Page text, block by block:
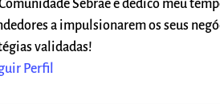
Sebrae e dedico meu
a impulsionarem os seus
validadas!
Perfil